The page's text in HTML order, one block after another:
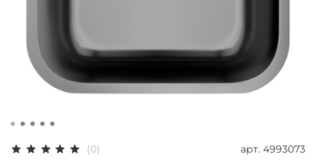
(0) арт. 4993073